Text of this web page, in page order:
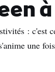
: c'est
une